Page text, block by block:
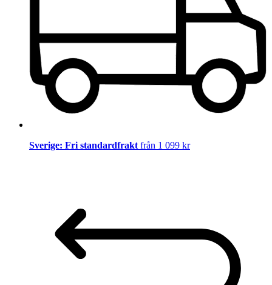
Sverige: Fri standardfrakt från 1 099 kr